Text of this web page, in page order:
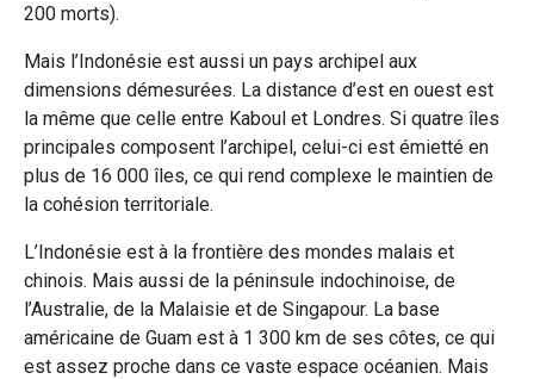
200 morts).
Mais l’Indonésie est aussi un pays archipel aux
dimensions démesurées. La distance d’est en ouest est
la même que celle entre Kaboul et Londres. Si quatre îles
principales composent l’archipel, celui-ci est émietté en
plus de 16 000 îles, ce qui rend complexe le maintien de
la cohésion territoriale.
L’Indonésie est à la frontière des mondes malais et
chinois. Mais aussi de la péninsule indochinoise, de
l’Australie, de la Malaisie et de Singapour. La base
américaine de Guam est à 1 300 km de ses côtes, ce qui
est assez proche dans ce vaste espace océanien. Mais